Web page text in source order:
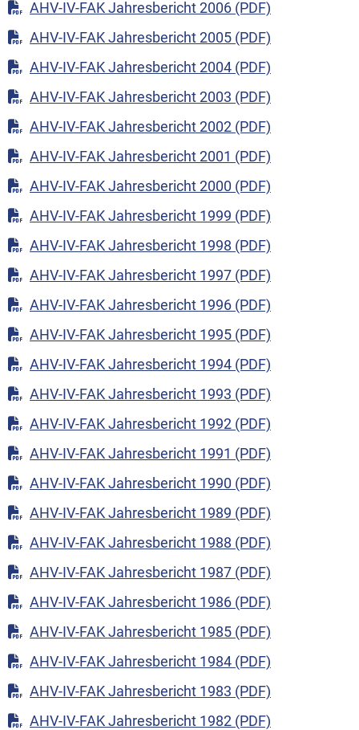
AHV-IV-FAK Jahresbericht 2006 (PDF)
AHV-IV-FAK Jahresbericht 2005 (PDF)
AHV-IV-FAK Jahresbericht 2004 (PDF)
AHV-IV-FAK Jahresbericht 2003 (PDF)
AHV-IV-FAK Jahresbericht 2002 (PDF)
AHV-IV-FAK Jahresbericht 2001 (PDF)
AHV-IV-FAK Jahresbericht 2000 (PDF)
AHV-IV-FAK Jahresbericht 1999 (PDF)
AHV-IV-FAK Jahresbericht 1998 (PDF)
AHV-IV-FAK Jahresbericht 1997 (PDF)
AHV-IV-FAK Jahresbericht 1996 (PDF)
AHV-IV-FAK Jahresbericht 1995 (PDF)
AHV-IV-FAK Jahresbericht 1994 (PDF)
AHV-IV-FAK Jahresbericht 1993 (PDF)
AHV-IV-FAK Jahresbericht 1992 (PDF)
AHV-IV-FAK Jahresbericht 1991 (PDF)
AHV-IV-FAK Jahresbericht 1990 (PDF)
AHV-IV-FAK Jahresbericht 1989 (PDF)
AHV-IV-FAK Jahresbericht 1988 (PDF)
AHV-IV-FAK Jahresbericht 1987 (PDF)
AHV-IV-FAK Jahresbericht 1986 (PDF)
AHV-IV-FAK Jahresbericht 1985 (PDF)
AHV-IV-FAK Jahresbericht 1984 (PDF)
AHV-IV-FAK Jahresbericht 1983 (PDF)
AHV-IV-FAK Jahresbericht 1982 (PDF)